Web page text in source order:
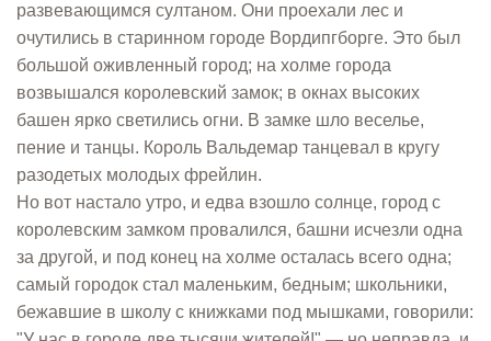
развевающимся султаном. Они проехали лес и
очутились в старинном городе Вордипгборге. Это был
большой оживленный город; на холме города
возвышался королевский замок; в окнах высоких
башен ярко светились огни. В замке шло веселье,
пение и танцы. Король Вальдемар танцевал в кругу
разодетых молодых фрейлин.
Но вот настало утро, и едва взошло солнце, город с
королевским замком провалился, башни исчезли одна
за другой, и под конец на холме осталась всего одна;
самый городок стал маленьким, бедным; школьники,
бежавшие в школу с книжками под мышками, говорили: